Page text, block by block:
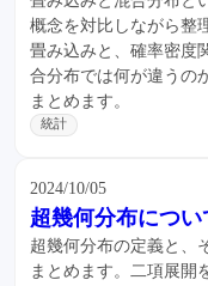
概念を対比しながら整
畳み込みと、確率密度
合分布では何が違うの
まとめます。
統計
2024/10/05
超幾何分布につい
超幾何分布の定義と、
まとめます。二項展開